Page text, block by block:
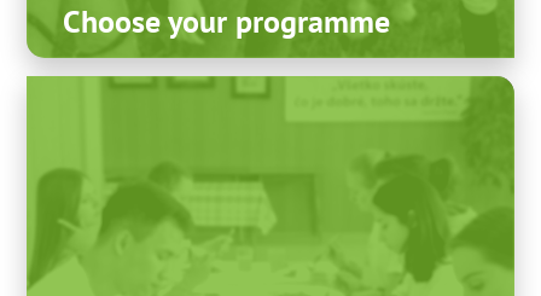
Choose your programme